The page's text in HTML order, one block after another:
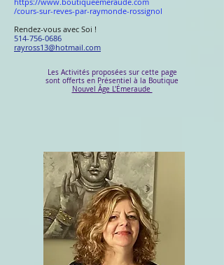
/cours-sur-reves-par-raymonde-rossignol
Rendez-vous avec Soi !
514-756-0686
rayross13@hotmail.com
Les Activités proposées sur cette page
sont offerts en Présentiel à la Boutique
Nouvel Âge L'Émeraude